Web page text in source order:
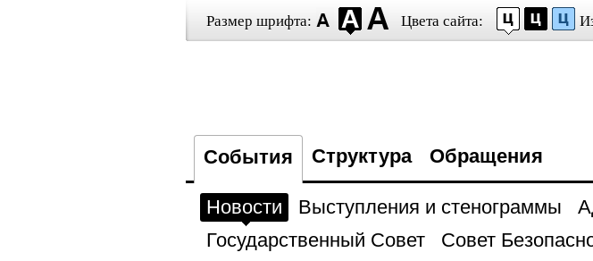
Размер шрифта: Цвета сайта:
События Структура Обращения
Новости Выступления и стенограммы
Государственный Совет
Совет